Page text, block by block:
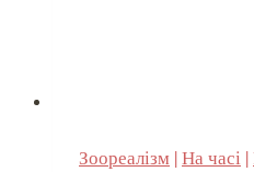
Зоореалізм |На часі |